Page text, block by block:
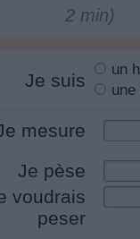
2 min)
Je suis
un
une
mesure
Je pèse
voudrais
peser